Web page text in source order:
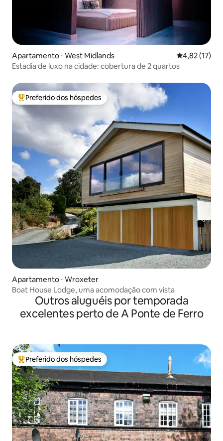
Apartamento ⋅ West Midlands 4,82 de uma
4,82 (17)
Estadia de luxo na cidade: cobertura de 2 quartos
Entre os melhores preferidos dos hóspedes
Preferido dos hóspedes
Apartamento ⋅ Wroxeter
Boat House Lodge, uma acomodação com vista
Outros aluguéis por temporada
excelentes perto de A Ponte de Ferro
Entre os melhores preferidos dos hóspedes
Preferido dos hóspedes